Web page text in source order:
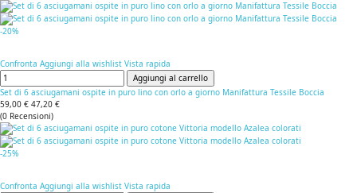
-20%
Confronta Aggiungi alla wishlist Vista rapida
Aggiungi al carrello
Set di 6 asciugamani ospite in puro lino con orlo a giorno Manifattura Tessile Boccia
59,00 € 47,20 €
(0 Recensioni)
-25%
Confronta Aggiungi alla wishlist Vista rapida